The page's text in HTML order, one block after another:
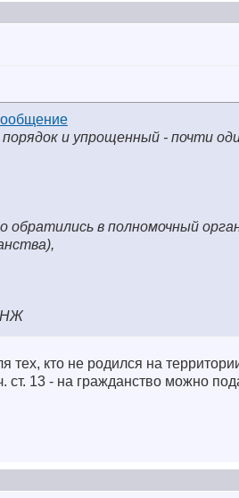
и упрощенный - почти
в полномочный
кто не родился на
13 - на гражданство можно